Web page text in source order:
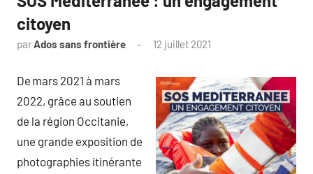
citoyen
parAdos sans frontière 12 juillet 2021
De mars 2021 à mars
2022, grâce au soutien
de la région Occitanie,
une grande exposition de
photographies itinérante